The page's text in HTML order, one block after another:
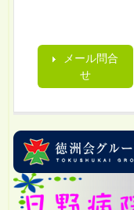
メール問合
せ